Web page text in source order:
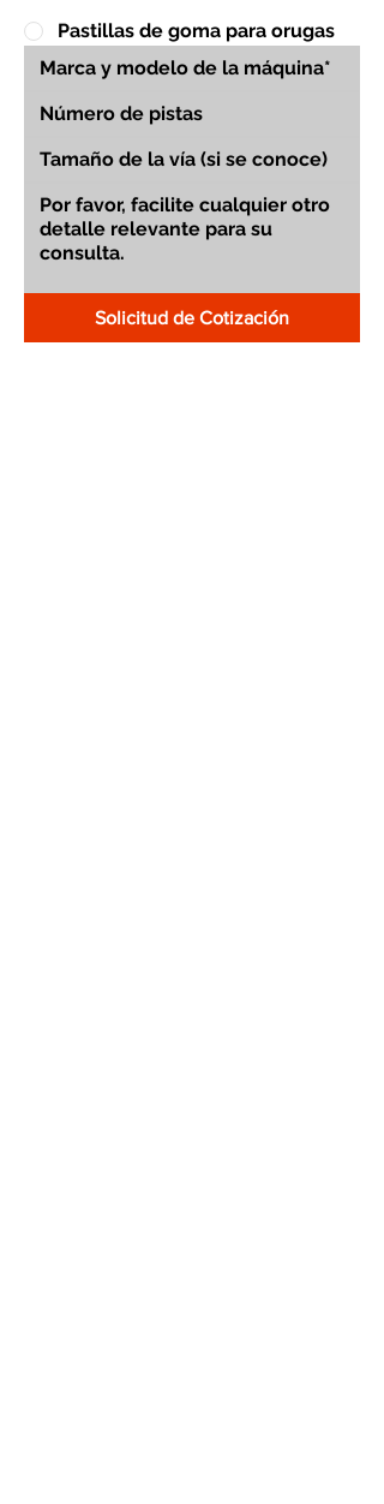
Pastillas de goma para orugas
Solicitud de Cotización